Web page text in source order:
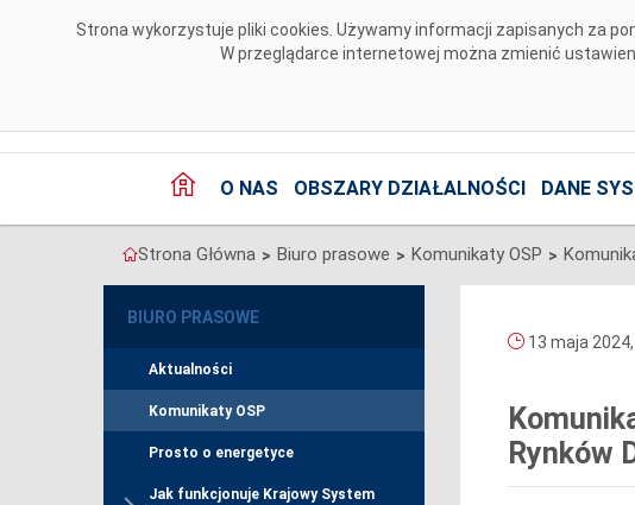
Strona wykorzystuje pliki cookies. Używamy informacji zapisanych za
W przeglądarce internetowej można zmienić
O NAS OBSZARY DZIAŁALNOŚCI DANE
Strona Główna > Biuro prasowe > Komunikaty OSP >
BIURO PRASOWE
Aktualności
Komunikaty OSP
Prosto o energetyce
Jak funkcjonuje Krajowy System
13 maja 2024,
Rynków